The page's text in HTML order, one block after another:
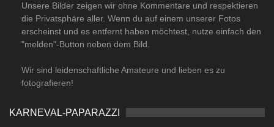
Unsere Bilder zeigen wir ohne Kommentare und respektieren
die Privatsphäre aller. Wenn du auf einem unserer Fotos
erscheinst und es entfernt haben möchtest, nutze einfach den
"melden"-Button neben dem Bild.
Wir sind leidenschaftliche Amateure und lieben es zu
fotografieren!
KARNEVAL-PAPARAZZI